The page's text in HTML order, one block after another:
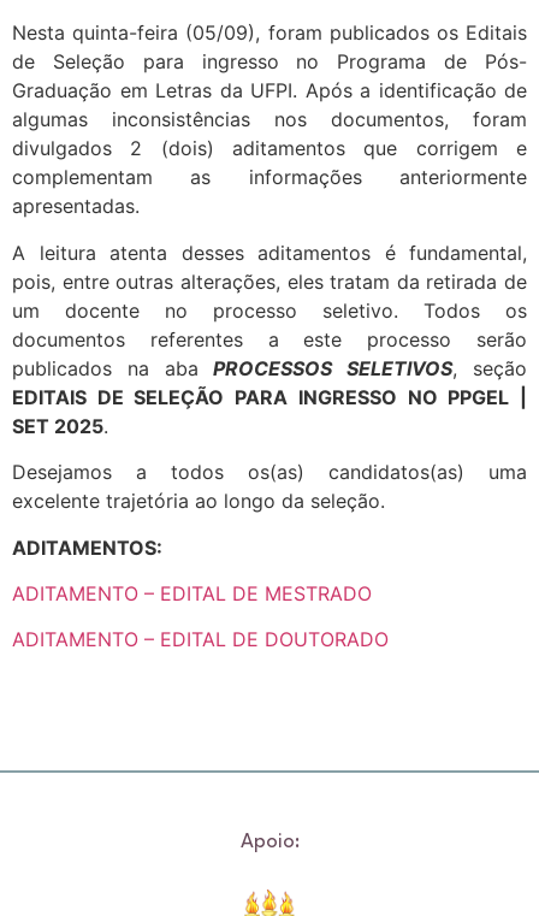
Nesta quinta-feira (05/09), foram publicados os Editais
de Seleção para ingresso no Programa de Pós-
Graduação em Letras da UFPI. Após a identificação de
algumas inconsistências nos documentos, foram
divulgados 2 (dois) aditamentos que corrigem e
complementam as informações anteriormente
apresentadas.
A leitura atenta desses aditamentos é fundamental,
pois, entre outras alterações, eles tratam da retirada de
um docente no processo seletivo. Todos os
documentos referentes a este processo serão
publicados na abaPROCESSOS SELETIVOS, seção
EDITAIS DE SELEÇÃO PARA INGRESSO NO PPGEL |
SET 2025.
Desejamos a todos os(as) candidatos(as) uma
excelente trajetória ao longo da seleção.
ADITAMENTOS:
ADITAMENTO – EDITAL DE MESTRADO
ADITAMENTO – EDITAL DE DOUTORADO
Apoio: